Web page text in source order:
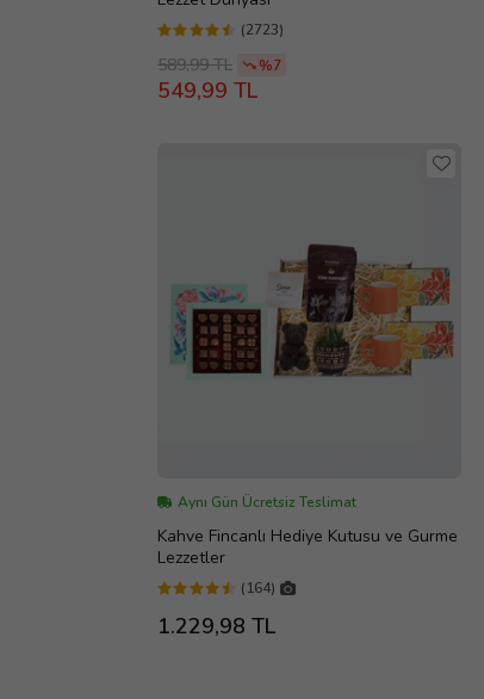
(2723)
589,99 TL %7
549,99 TL
Aynı Gün Ücretsiz Teslimat
Kahve Fincanlı Hediye Kutusu ve Gurme
Lezzetler
(164)
1.229,98 TL